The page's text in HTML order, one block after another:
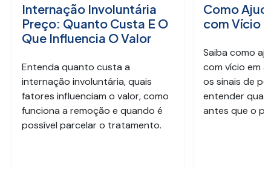
Internação Involuntária
Preço: Quanto Custa E O
Que Influencia O Valor
Entenda quanto custa a
internação involuntária, quais
fatores influenciam o valor, como
funciona a remoção e quando é
possível parcelar o tratamento.
Como
com Vício
Saiba como
com vício em
os sinais de
entender
antes que o